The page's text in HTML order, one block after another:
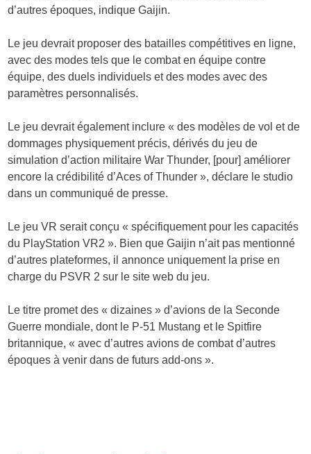
d’autres époques, indique Gaijin.
Le jeu devrait proposer des batailles compétitives en ligne,
avec des modes tels que le combat en équipe contre
équipe, des duels individuels et des modes avec des
paramètres personnalisés.
Le jeu devrait également inclure « des modèles de vol et de
dommages physiquement précis, dérivés du jeu de
simulation d’action militaire War Thunder, [pour] améliorer
encore la crédibilité d’Aces of Thunder », déclare le studio
dans un communiqué de presse.
Le jeu VR serait conçu « spécifiquement pour les capacités
du PlayStation VR2 ». Bien que Gaijin n’ait pas mentionné
d’autres plateformes, il annonce uniquement la prise en
charge du PSVR 2 sur le site web du jeu.
Le titre promet des « dizaines » d’avions de la Seconde
Guerre mondiale, dont le P-51 Mustang et le Spitfire
britannique, « avec d’autres avions de combat d’autres
époques à venir dans de futurs add-ons ».